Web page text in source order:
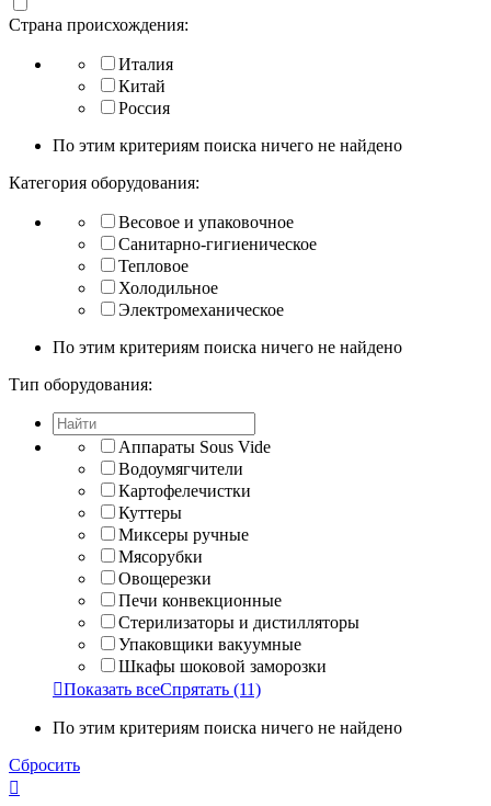
Страна происхождения:
Италия
Китай
Россия
По этим критериям поиска ничего не найдено
Категория оборудования:
Весовое и упаковочное
Санитарно-гигиеническое
Тепловое
Холодильное
Электромеханическое
По этим критериям поиска ничего не найдено
Тип оборудования:
Аппараты Sous Vide
Водоумягчители
Картофелечистки
Куттеры
Миксеры ручные
Мясорубки
Овощерезки
Печи конвекционные
Стерилизаторы и дистилляторы
Упаковщики вакуумные
Шкафы шоковой заморозки
Показать всеСпрятать (11)
По этим критериям поиска ничего не найдено
Сбросить
